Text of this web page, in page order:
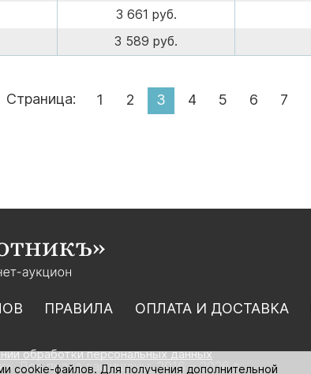
3 661 руб.
3 589 руб.
Страница: 1 2 3 4 5 6 7
ПРАВИЛА ОПЛАТА И ДОСТАВКА
обработки персональных данных
Все права защищены. 2016 – 2026 г.
cookie-файлов. Для получения дополнительной